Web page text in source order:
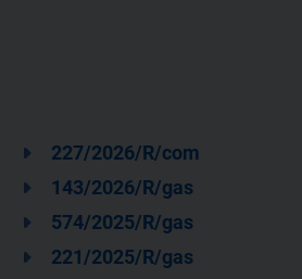
227/2026/R/com
143/2026/R/gas
574/2025/R/gas
221/2025/R/gas